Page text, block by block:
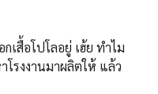
เสื้อโปโลอยู่ เฮ้ย ทำไม
รงงานมาผลิตให้ แล้ว